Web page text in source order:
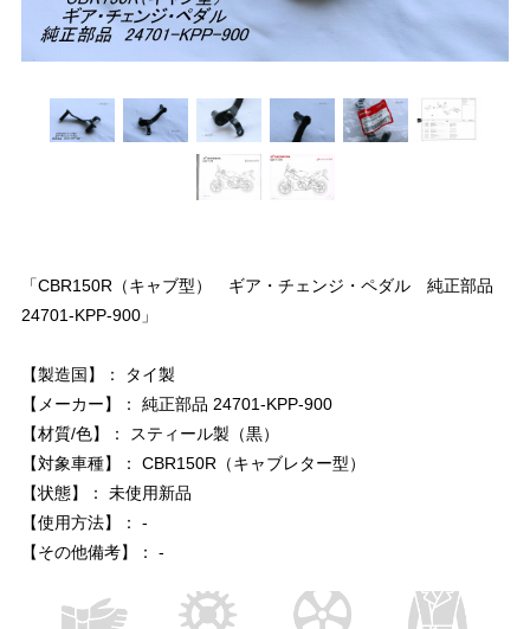
「CBR150R（キャブ型） ギア・チェンジ・ペダル 純正部品
24701-KPP-900」
【製造国】： タイ製
【メーカー】： 純正部品 24701-KPP-900
【材質/色】： スティール製（黒）
【対象車種】： CBR150R（キャブレター型）
【状態】： 未使用新品
【使用方法】： -
【その他備考】： -